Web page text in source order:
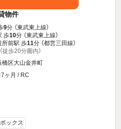
物件
9分 （東武東上線）
歩10分 （東武東上線）
所前駅 歩11分 （都営三田線）
徒歩20分圏内）
橋区大山金井町
ヶ月 / RC
ックス